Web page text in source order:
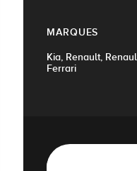
MARQUES
Kia, Renault,
Ferrari